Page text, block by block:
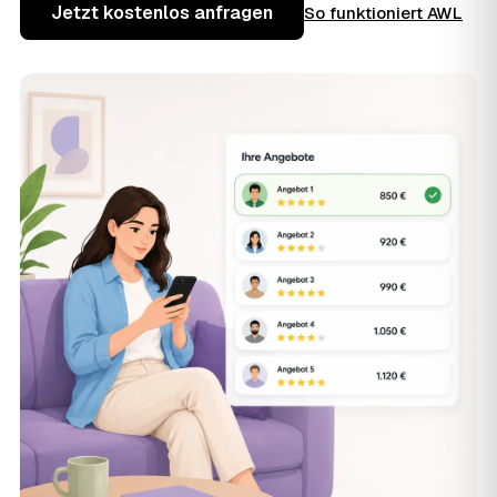
Jetzt kostenlos anfragen So funktioniert AWL